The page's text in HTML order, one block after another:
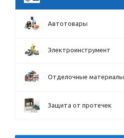
Автотовары
Электроинструмент
Отделочные материалы
Защита от протечек